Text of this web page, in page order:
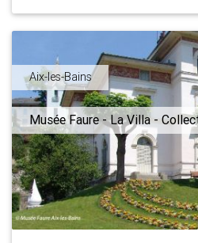
Aix-les-Bains
Musée Faure - La Villa -